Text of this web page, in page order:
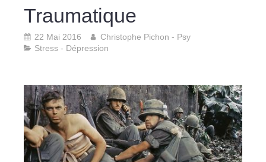
Traumatique
22 Mai 2016
Christophe Pichon - Psy
Stress - Dépression